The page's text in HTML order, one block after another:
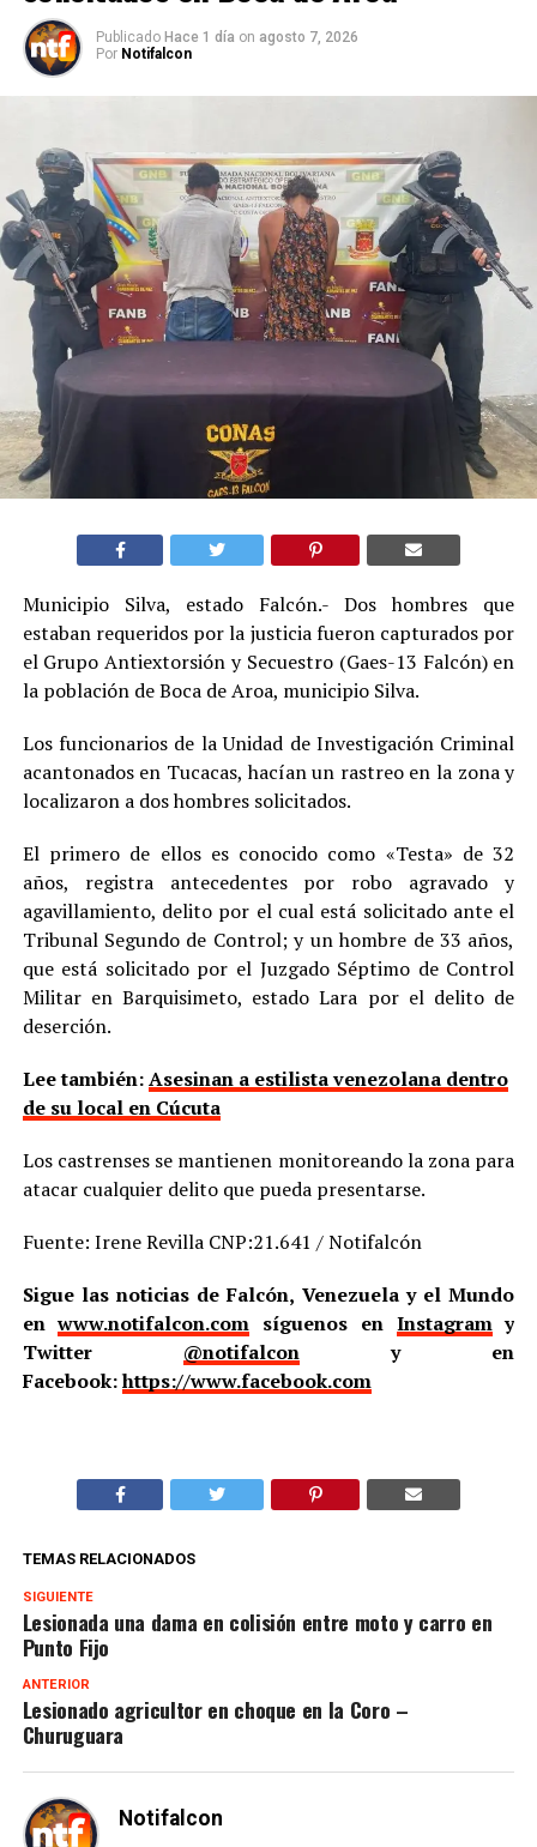
Publicado Hace 1 día on agosto 7, 2026
Por Notifalcon
Municipio Silva, estado Falcón.- Dos hombres que
estaban requeridos por la justicia fueron capturados por
el Grupo Antiextorsión y Secuestro (Gaes-13 Falcón) en
la población de Boca de Aroa, municipio Silva.
Los funcionarios de la Unidad de Investigación Criminal
acantonados en Tucacas, hacían un rastreo en la zona y
localizaron a dos hombres solicitados.
El primero de ellos es conocido como «Testa» de 32
años, registra antecedentes por robo agravado y
agavillamiento, delito por el cual está solicitado ante el
Tribunal Segundo de Control; y un hombre de 33 años,
que está solicitado por el Juzgado Séptimo de Control
Militar en Barquisimeto, estado Lara por el delito de
deserción.
Lee también:Asesinan a estilista venezolana dentro
de su local en Cúcuta
Los castrenses se mantienen monitoreando la zona para
atacar cualquier delito que pueda presentarse.
Fuente: Irene Revilla CNP:21.641 / Notifalcón
Sigue las noticias de Falcón, Venezuela y el Mundo
enwww.notifalcon.com síguenos en Instagramy
Twitter @notifalcony en
Facebook:https://www.facebook.com
TEMAS RELACIONADOS
SIGUIENTE
Lesionada una dama en colisión entre moto y carro en
Punto Fijo
ANTERIOR
Lesionado agricultor en choque en la Coro –
Churuguara
Notifalcon